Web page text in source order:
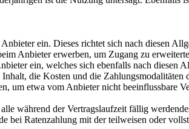
ein. Dieses richtet sich nach diesen
Anbieter erwerben, um Zugang zu
ein, welches sich ebenfalls nach diesen
die Kosten und die
um etwa vom Anbieter nicht beeinflussbare
während der Vertragslaufzeit fällig
bei Ratenzahlung mit der teilweisen oder